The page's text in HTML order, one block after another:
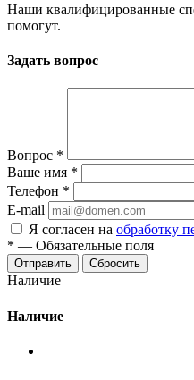
Наши квалифицированные
помогут.
Задать вопрос
Вопрос *
Ваше имя *
Телефон *
E-mail
Я согласен на обработку
* — Обязательные поля
Сбросить
Наличие
Наличие